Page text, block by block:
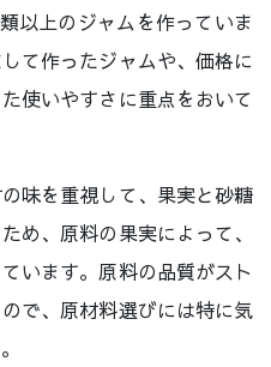
以上のジャムを作っていま
て作ったジャムや、価格に
使いやすさに重点をおいて
味を重視して、果実と砂糖
め、原料の果実によって、
います。原料の品質がスト
で、原材料選びには特に気